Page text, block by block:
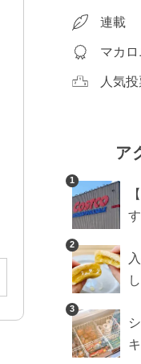
連載
マカロ
人気
ア
1
2
3